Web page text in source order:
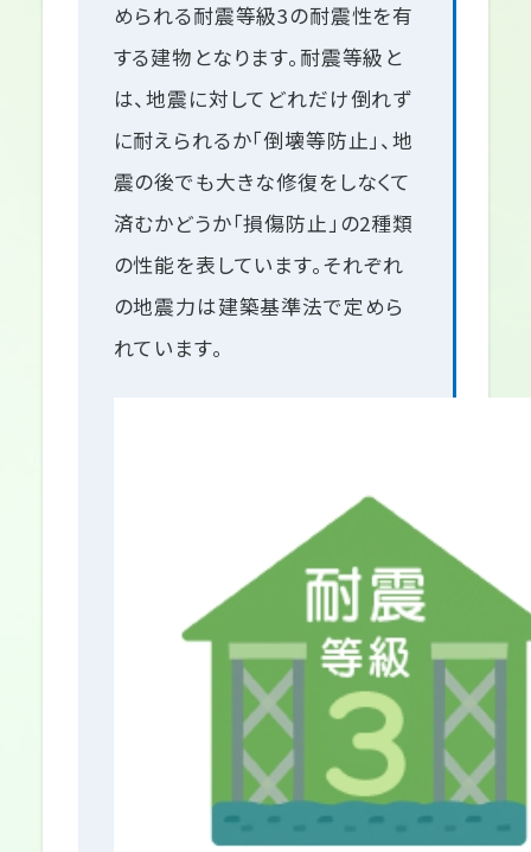
められる耐震等級3の耐震性を有
する建物となります。耐震等級と
は、地震に対してどれだけ倒れず
に耐えられるか「倒壊等防止」、地
震の後でも大きな修復をしなくて
済むかどうか「損傷防止」の2種類
の性能を表しています。それぞれ
の地震力は建築基準法で定めら
れています。